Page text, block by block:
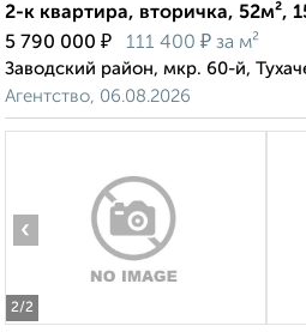
2-к квартира, вторичка, 52м²,
5 790 000 ₽ 111 400 ₽ за м²
Заводский район, мкр. 60-й,
Агентство, 06.08.2026
2/2
‹